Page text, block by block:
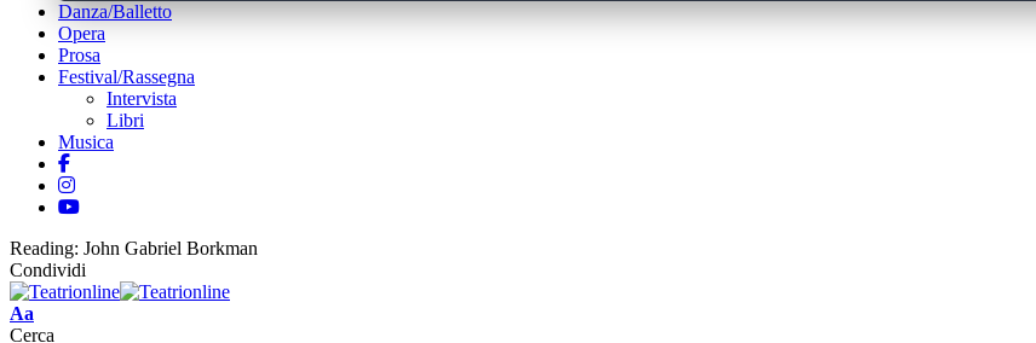
Danza/Balletto
Opera
Prosa
Festival/Rassegna
Intervista
Libri
Musica
Reading: John Gabriel Borkman
Condividi
Font
Resizer
Aa
Cerca